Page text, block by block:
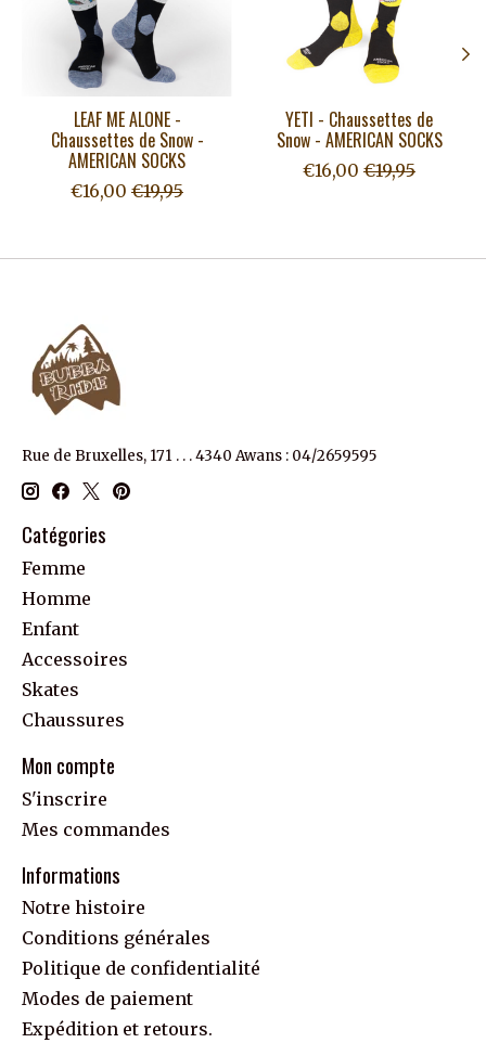
LEAF ME ALONE -
Chaussettes de Snow -
AMERICAN SOCKS
€16,00 €19,95
YETI - Chaussettes de
Snow - AMERICAN SOCKS
€16,00 €19,95
Rue de Bruxelles, 171 . . . 4340 Awans : 04/2659595
Catégories
Femme
Homme
Enfant
Accessoires
Skates
Chaussures
Mon compte
S'inscrire
Mes commandes
Informations
Notre histoire
Conditions générales
Politique de confidentialité
Modes de paiement
Expédition et retours.